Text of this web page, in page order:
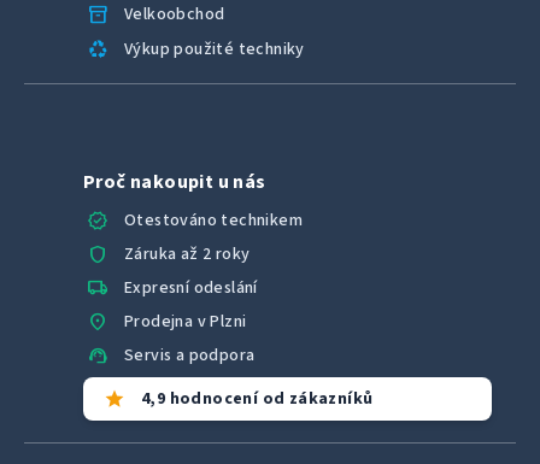
inventory_2 Velkoobchod
recycling Výkup použité techniky
Proč nakoupit u nás
verified
Otestováno technikem
shield Záruka až 2 roky
local_shipping Expresní odeslání
location_on Prodejna v Plzni
support_agent Servis a podpora
star 4,9 hodnocení od zákazníků